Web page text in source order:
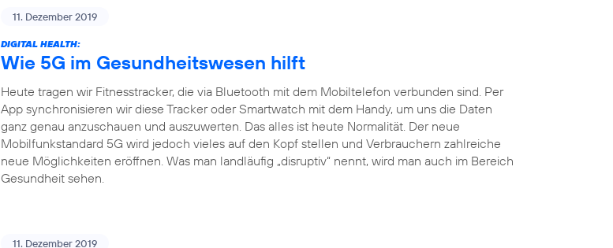
11. Dezember 2019
DIGITAL HEALTH:
Wie 5G im Gesundheitswesen hilft
Heute tragen wir Fitnesstracker, die via Bluetooth mit dem Mobiltelefon verbunden sind. Per
App synchronisieren wir diese Tracker oder Smartwatch mit dem Handy, um uns die Daten
ganz genau anzuschauen und auszuwerten. Das alles ist heute Normalität. Der neue
Mobilfunkstandard 5G wird jedoch vieles auf den Kopf stellen und Verbrauchern zahlreiche
neue Möglichkeiten eröffnen. Was man landläufig „disruptiv“ nennt, wird man auch im Bereich
Gesundheit sehen.
11. Dezember 2019